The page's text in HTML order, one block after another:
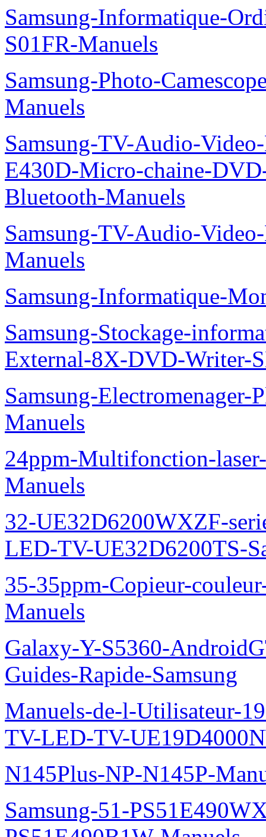
Samsung-Informatique-
S01FR-Manuels
Samsung-Photo-
Manuels
Samsung-TV-Audio-
E430D-Micro-chaine-
Bluetooth-Manuels
Samsung-TV-Audio-
Manuels
Samsung-Informatique-
Samsung-Stockage-
External-8X-DVD-Writer-
Samsung-Electromenager-
Manuels
24ppm-Multifonction-
Manuels
32-UE32D6200WXZF-
LED-TV-UE32D6200TS-
35-35ppm-Copieur-
Manuels
Galaxy-Y-S5360-
Guides-Rapide-Samsung
Manuels-de-l-Utilisateur-
TV-LED-TV-
N145Plus-NP-N145P-
Samsung-51-